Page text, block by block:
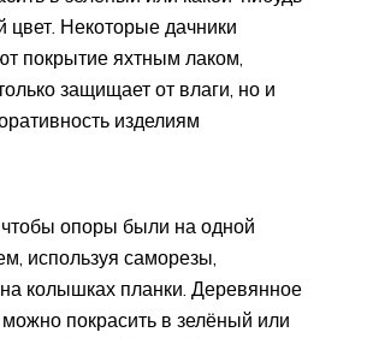
цвет. Некоторые дачники
покрытие яхтным лаком,
защищает от влаги, но и
изделиям
опоры были на одной
используя саморезы,
колышках планки. Деревянное
покрасить в зелёный или